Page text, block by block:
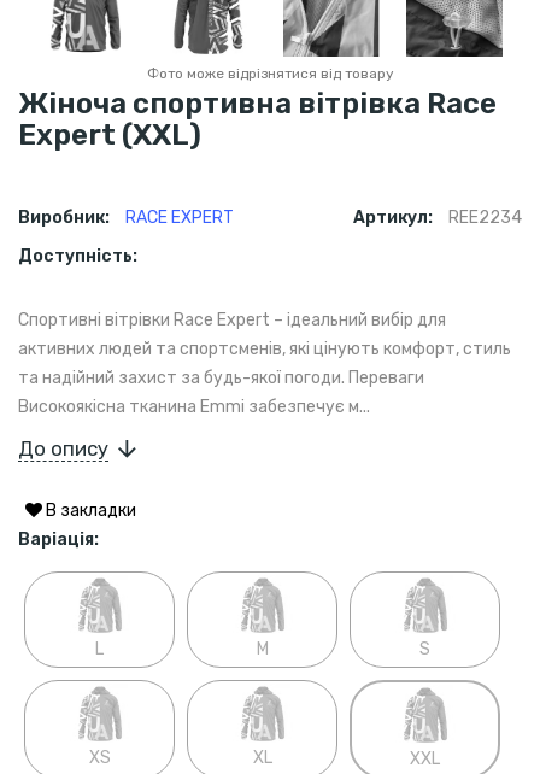
Фото може відрізнятися від товару
Жіноча спортивна вітрівка Race
Expert (XXL)
Виробник: RACE EXPERT Артикул:
REE2234
Доступність:
Спортивні вітрівки Race Expert – ідеальний вибір для
активних людей та спортсменів, які цінують комфорт, стиль
та надійний захист за будь-якої погоди. Переваги
Високоякісна тканина Emmi забезпечує м...
До опису
В закладки
Варіація:
L M S
XS XL XXL